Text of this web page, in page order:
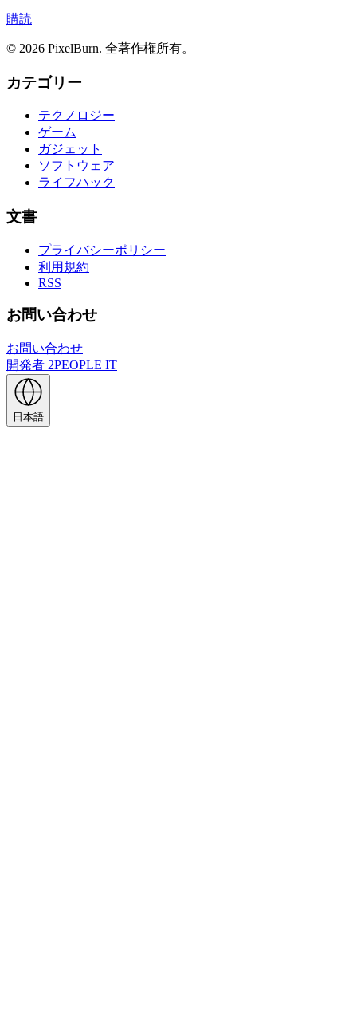
購読
© 2026 PixelBurn. 全著作権所有。
カテゴリー
テクノロジー
ゲーム
ガジェット
ソフトウェア
ライフハック
文書
プライバシーポリシー
利用規約
RSS
お問い合わせ
お問い合わせ
開発者 2PEOPLE IT
日本語